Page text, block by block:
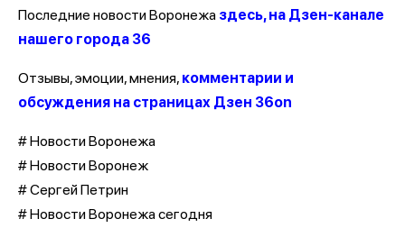
Последние новости Воронежа здесь, на Дзен-канале
нашего города 36
Отзывы, эмоции, мнения, комментарии и
обсуждения на страницах Дзен 36on
# Новости Воронежа
# Новости Воронеж
# Сергей Петрин
# Новости Воронежа сегодня